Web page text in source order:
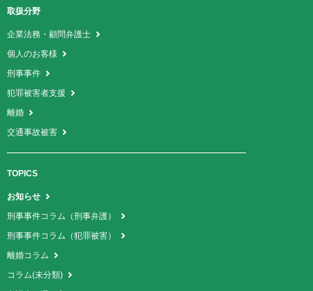
取扱分野
企業法務・顧問弁護士
個人のお客様
刑事事件
犯罪被害者支援
離婚
交通事故被害
TOPICS
お知らせ
刑事事件コラム（刑事弁護）
刑事事件コラム（犯罪被害）
離婚コラム
コラム(未分類)